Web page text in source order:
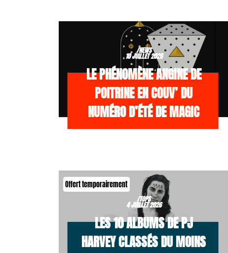
/NEWS
10 JUILLET 2026
LE PHÉNOMÈNE ANGINE DE
POITRINE EN COUV’ DU
NUMÉRO D’ÉTÉ DE MAGIC
Offert temporairement
/TOPS
4 JUILLET 2026
LES 10 ALBUMS DE PJ
HARVEY CLASSÉS DU MOINS